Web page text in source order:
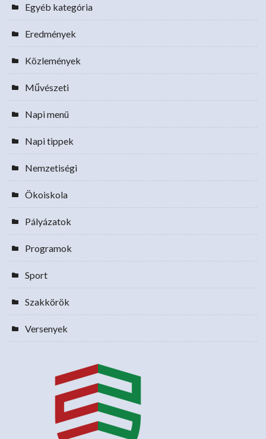
Egyéb kategória
Eredmények
Közlemények
Művészeti
Napi menü
Napi tippek
Nemzetiségi
Ökoiskola
Pályázatok
Programok
Sport
Szakkörök
Versenyek